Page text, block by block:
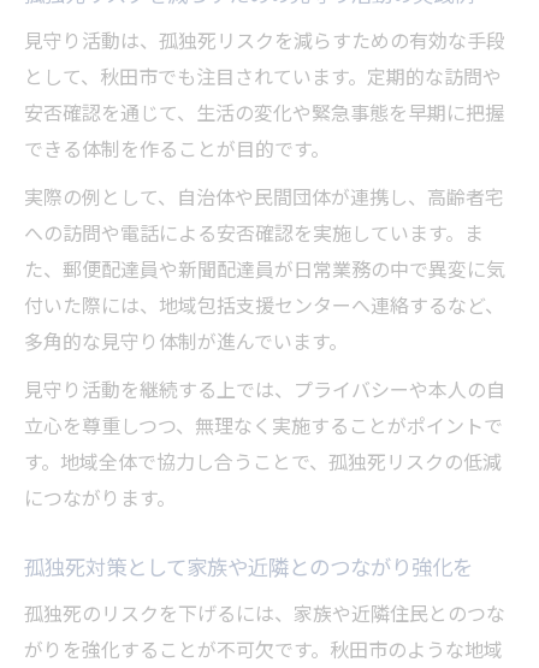
見守り活動は、孤独死リスクを減らすための有効な手段
として、秋田市でも注目されています。定期的な訪問や
安否確認を通じて、生活の変化や緊急事態を早期に把握
できる体制を作ることが目的です。
実際の例として、自治体や民間団体が連携し、高齢者宅
への訪問や電話による安否確認を実施しています。ま
た、郵便配達員や新聞配達員が日常業務の中で異変に気
付いた際には、地域包括支援センターへ連絡するなど、
多角的な見守り体制が進んでいます。
見守り活動を継続する上では、プライバシーや本人の自
立心を尊重しつつ、無理なく実施することがポイントで
す。地域全体で協力し合うことで、孤独死リスクの低減
につながります。
孤独死対策として家族や近隣とのつながり強化を
孤独死のリスクを下げるには、家族や近隣住民とのつな
がりを強化することが不可欠です。秋田市のような地域